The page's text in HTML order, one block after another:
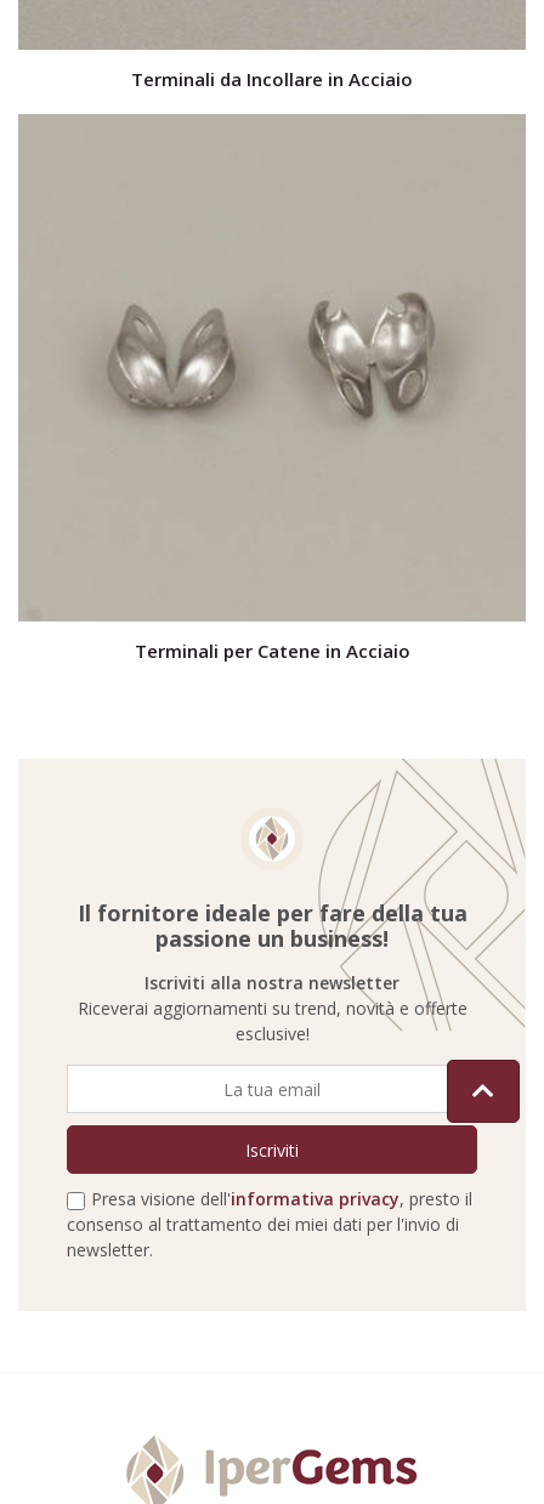
Terminali da Incollare in Acciaio
Terminali per Catene in Acciaio
Il fornitore ideale per fare della tua
passione un business!
Iscriviti alla nostra newsletter
Riceverai aggiornamenti su trend, novità e offerte
esclusive!
Presa visione dell'informativa privacy, presto il
consenso al trattamento dei miei dati per l'invio di
newsletter.